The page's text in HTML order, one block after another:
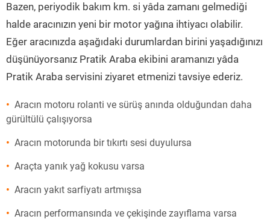
Bazen, periyodik bakım km. si yâda zamanı gelmediği
halde aracınızın yeni bir motor yağına ihtiyacı olabilir.
Eğer aracınızda aşağıdaki durumlardan birini yaşadığınızı
düşünüyorsanız Pratik Araba ekibini aramanızı yâda
Pratik Araba servisini ziyaret etmenizi tavsiye ederiz.
Aracın motoru rolanti ve sürüş anında olduğundan daha
gürültülü çalışıyorsa
Aracın motorunda bir tıkırtı sesi duyulursa
Araçta yanık yağ kokusu varsa
Aracın yakıt sarfiyatı artmışsa
Aracın performansında ve çekişinde zayıflama varsa